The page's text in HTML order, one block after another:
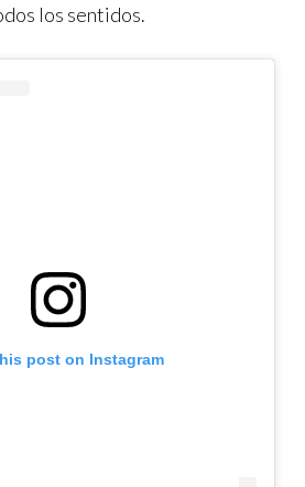
los sentidos.
post on Instagram